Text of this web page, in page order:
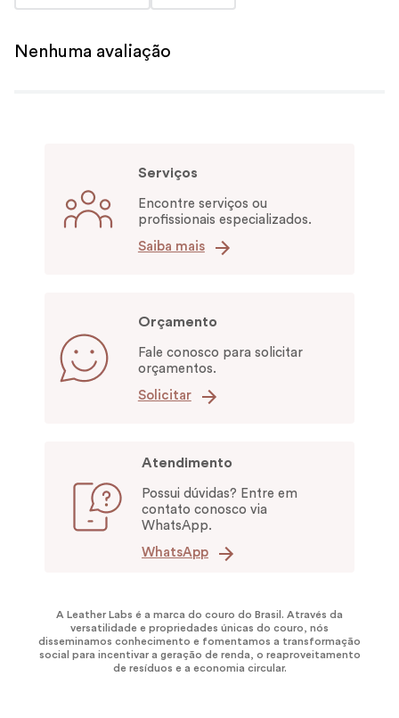
Nenhuma avaliação
Serviços
Encontre serviços ou
profissionais especializados.
Saiba mais
Orçamento
Fale conosco para solicitar
orçamentos.
Solicitar
Atendimento
Possui dúvidas? Entre em
contato conosco via
WhatsApp.
WhatsApp
A Leather Labs é a marca do couro do Brasil. Através da
versatilidade e propriedades únicas do couro, nós
disseminamos conhecimento e fomentamos a transformação
social para incentivar a geração de renda, o reaproveitamento
de resíduos e a economia circular.